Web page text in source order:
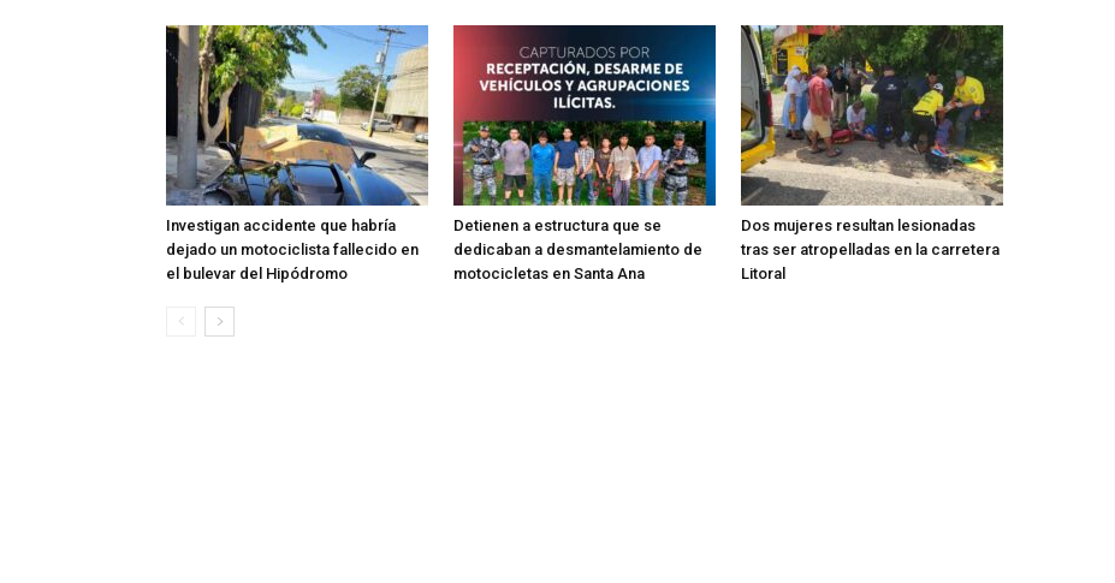
Investigan accidente que habría
dejado un motociclista fallecido en
el bulevar del Hipódromo
Detienen a estructura que se
dedicaban a desmantelamiento de
motocicletas en Santa Ana
Dos mujeres resultan lesionadas
tras ser atropelladas en la carretera
Litoral